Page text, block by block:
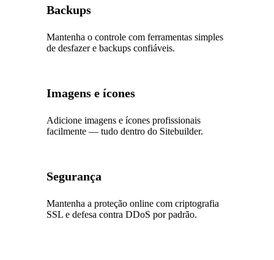
Backups
Mantenha o controle com ferramentas simples
de desfazer e backups confiáveis.
Imagens e ícones
Adicione imagens e ícones profissionais
facilmente — tudo dentro do Sitebuilder.
Segurança
Mantenha a proteção online com criptografia
SSL e defesa contra DDoS por padrão.